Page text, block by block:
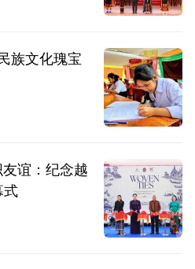
族文化瑰宝
谊：纪念越
式